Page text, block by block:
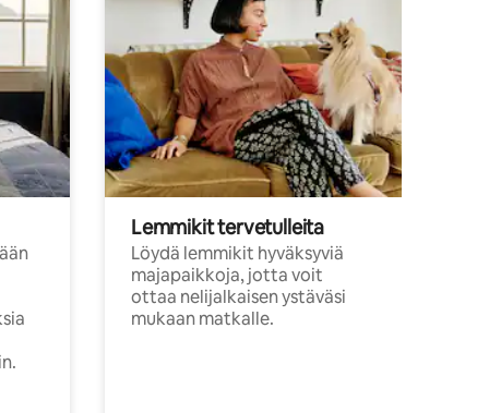
Lemmikit tervetulleita
Löydä lemmikit hyväksyviä
majapaikkoja, jotta voit
ottaa nelijalkaisen ystäväsi
mukaan matkalle.